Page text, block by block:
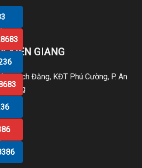
KIÊN GIANG
Bạch Đằng, KĐT Phú Cường, P. An
Giang